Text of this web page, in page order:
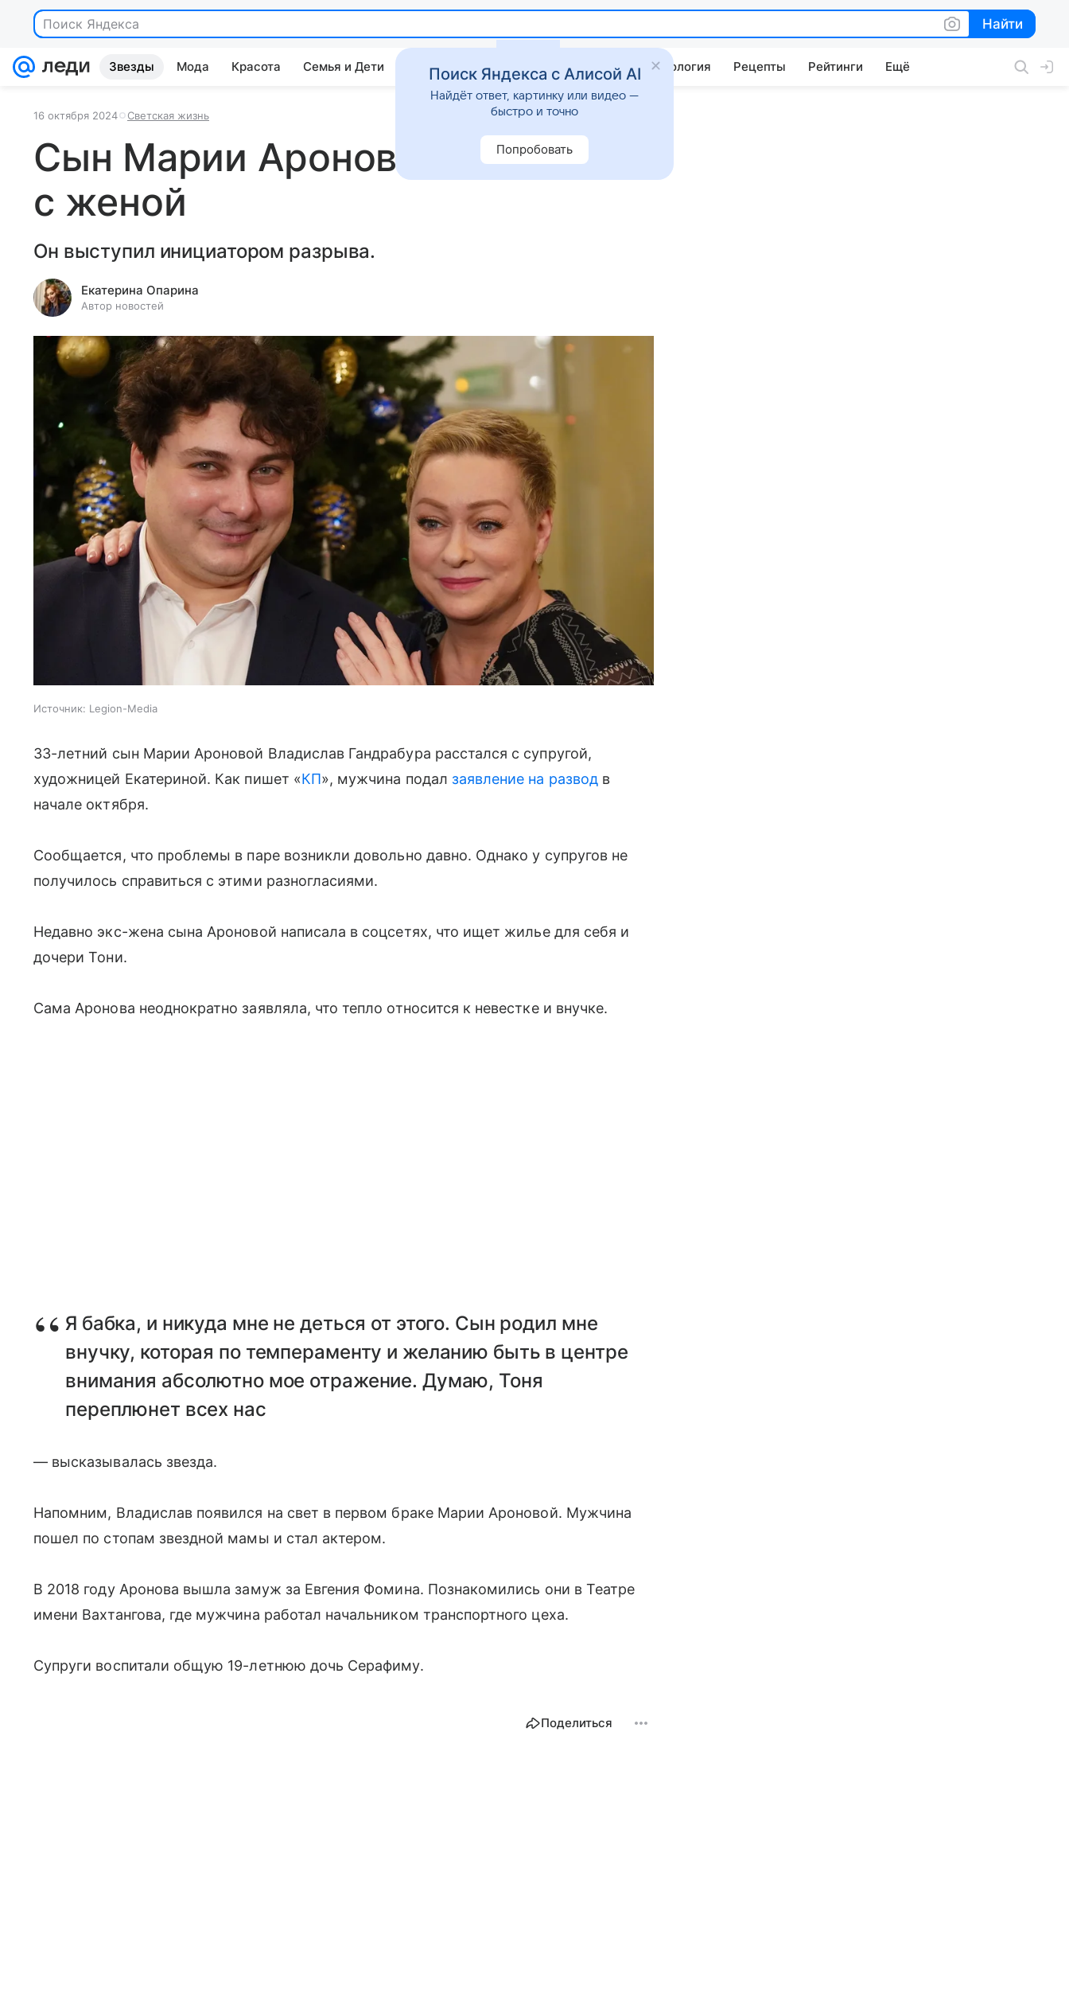
Поиск Яндекса Найти
Найти
Звезды Мода Красота Семья и Дети Дом Гороскопы Стиль жизни Психология Рецепты Рейтинги Ещё
16 октября 2024 Светская жизнь
Сын Марии Ароновой расстался
с женой
Он выступил инициатором разрыва.
Екатерина Опарина
Автор новостей
Источник: Legion-Media
33-летний сын Марии Ароновой Владислав Гандрабура расстался с супругой,
художницей Екатериной. Как пишет «КП», мужчина подал заявление на разводв
начале октября.
Сообщается, что проблемы в паре возникли довольно давно. Однако у супругов не
получилось справиться с этими разногласиями.
Недавно экс-жена сына Ароновой написала в соцсетях, что ищет жилье для себя и
дочери Тони.
Сама Аронова неоднократно заявляла, что тепло относится к невестке и внучке.
Я бабка, и никуда мне не деться от этого. Сын родил мне
внучку, которая по темпераменту и желанию быть в центре
внимания абсолютно мое отражение. Думаю, Тоня
переплюнет всех нас
— высказывалась звезда.
Напомним, Владислав появился на свет в первом браке Марии Ароновой. Мужчина
пошел по стопам звездной мамы и стал актером.
В 2018 году Аронова вышла замуж за Евгения Фомина. Познакомились они в Театре
имени Вахтангова, где мужчина работал начальником транспортного цеха.
Супруги воспитали общую 19-летнюю дочь Серафиму.
Поделиться
Поиск Яндекса с Алисой AI
Найдёт ответ, картинку или видео —
быстро и точно
Попробовать